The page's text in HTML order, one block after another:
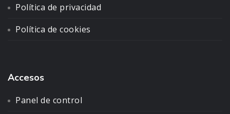
Política de privacidad
Política de cookies
Accesos
Panel de control